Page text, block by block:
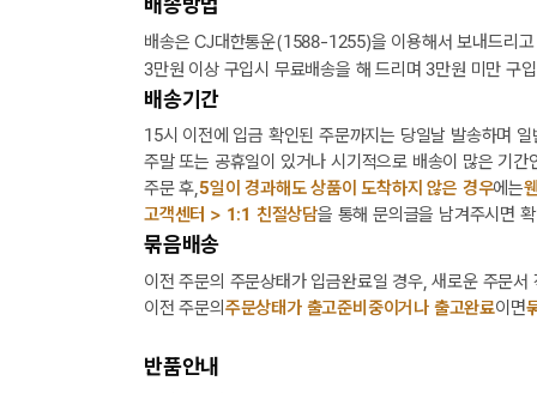
배송은 CJ대한통운(1588-1255)을 이용해서 보내드리
3만원 이상 구입시 무료배송을 해 드리며 3만원 미만 구
배송기간
15시 이전에 입금 확인된 주문까지는 당일날 발송하며
주말 또는 공휴일이 있거나 시기적으로 배송이 많은 기
주문 후,5일이 경과해도 상품이 도착하지 않은 경우에는
고객센터 > 1:1 친절상담을 통해 문의글을 남겨주시면
묶음배송
이전 주문의 주문상태가 입금완료일 경우, 새로운 주문
이전 주문의 주문상태가 출고준비중이거나 출고완료이면
반품안내